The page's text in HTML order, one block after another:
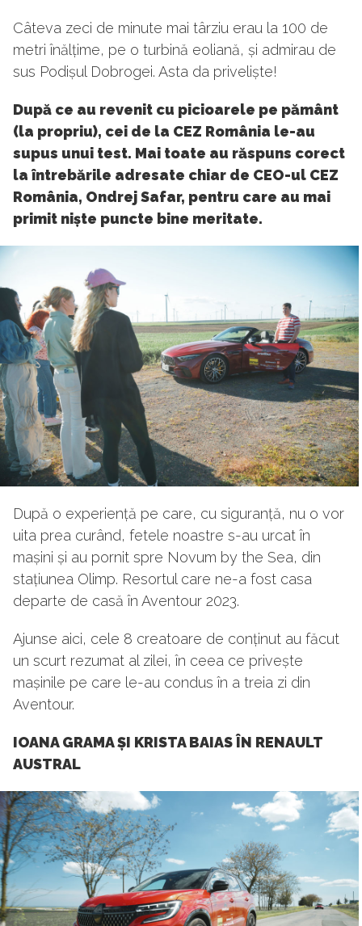
Câteva zeci de minute mai târziu erau la 100 de
metri înălțime, pe o turbină eoliană, și admirau de
sus Podișul Dobrogei. Asta da priveliște!
După ce au revenit cu picioarele pe pământ
(la propriu), cei de la CEZ România le-au
supus unui test. Mai toate au răspuns corect
la întrebările adresate chiar de CEO-ul CEZ
România, Ondrej Safar, pentru care au mai
primit niște puncte bine meritate.
După o experiență pe care, cu siguranță, nu o vor
uita prea curând, fetele noastre s-au urcat în
mașini și au pornit spre Novum by the Sea, din
stațiunea Olimp. Resortul care ne-a fost casa
departe de casă în Aventour 2023.
Ajunse aici, cele 8 creatoare de conținut au făcut
un scurt rezumat al zilei, în ceea ce privește
mașinile pe care le-au condus în a treia zi din
Aventour.
IOANA GRAMA ȘI KRISTA BAIAS ÎN RENAULT
AUSTRAL